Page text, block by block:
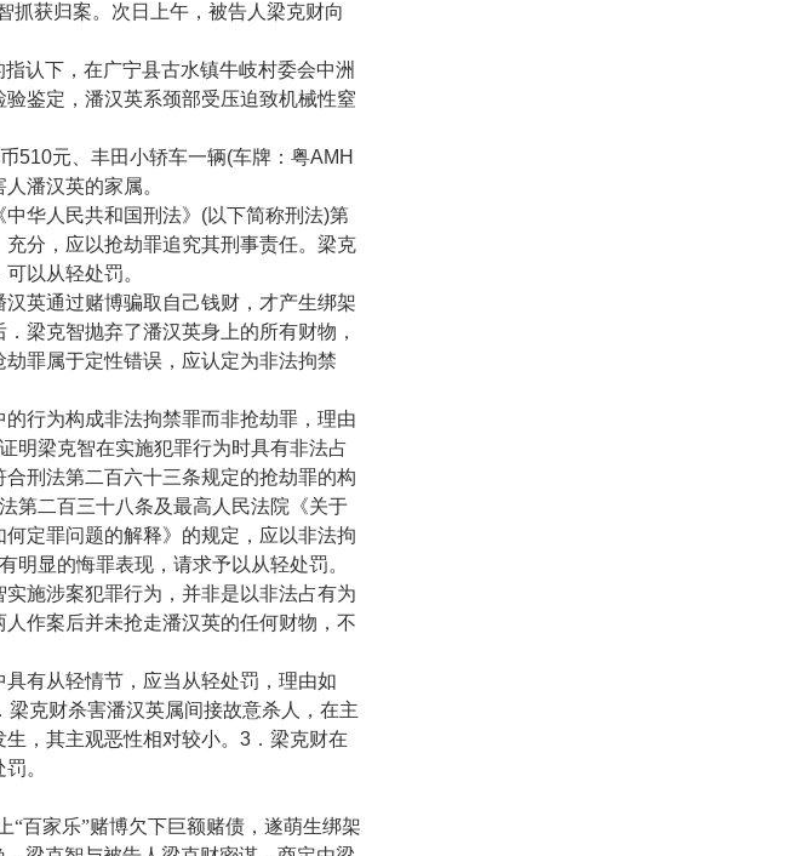
抓获归案。次日上午，被告人梁克财向
认下，在广宁县古水镇牛岐村委会中洲
鉴定，潘汉英系颈部受压迫致机械性窒
510元、丰田小轿车一辆(车牌：粤AMH
潘汉英的家属。
华人民共和国刑法》 (以下简称刑法)第
分，应以抢劫罪追究其刑事责任。梁克
以从轻处罚。
英通过赌博骗取自己钱财，才产生绑架
梁克智抛弃了潘汉英身上的所有财物，
罪属于定性错误，应认定为非法拘禁
行为构成非法拘禁罪而非抢劫罪，理由
明梁克智在实施犯罪行为时具有非法占
刑法第二百六十三条规定的抢劫罪的构
第二百三十八条及最高人民法院《关于
定罪问题的解释》的规定，应以非法拘
明显的悔罪表现，请求予以从轻处罚。
施涉案犯罪行为，并非是以非法占有为
作案后并未抢走潘汉英的任何财物，不
有从轻情节，应当从轻处罚，理由如
．梁克财杀害潘汉英属间接故意杀人，在主
，其主观恶性相对较小。 3 ．梁克财在
。
“百家乐”赌博欠下巨额赌债，遂萌生绑架